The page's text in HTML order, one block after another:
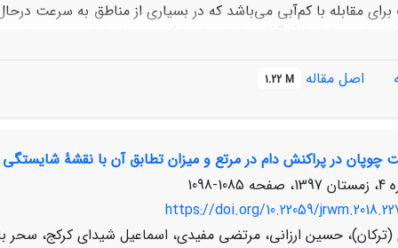
مقابله با کم‌آبی می‌باشد که در بسیاری از مناطق به سرعت
انتخاب عوامل تاثیرگذار و نوع روش ترکیب معیارها توجه جدی
دام، ابتدا عوامل مؤثر با مطالعات انجام‌شده و خصوصیات
آبراهه، فاصله‌ از دامداری و جهت باد غالب در نظر گرفته شد. در
آب باران و ذخیره سازی آن برای مصارف آینده مورد
می‌کند در منطقه مورد مطالعه برای غلبه بر مشکلات کمبود آب
اصل مقاله 1.22 M
چوپان در پراکنش دام در مرتع و میزان تطابق آن با نقشۀ
1085-1098
https://doi.org/10.22059/
حسین ارزانی، مرتضی مفیدی، اسماعیل شیدای کرکج، سحر